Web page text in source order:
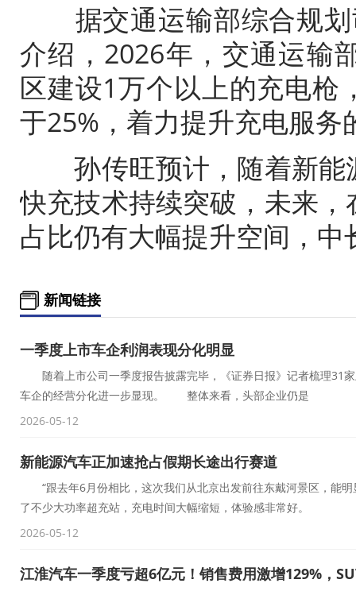
据交通运输部综合规
介绍，2026年， 交通运输
区建设1万个以上的充电枪
于25%，着力提升充电服务
孙传旺预计，随着新能
快充技术持续突破，未来
占比仍有大幅提升空间，
新闻链接
一季度上市车企利润表现分化明显
随着上市公司一季度报告披露完毕，《证券日报》记者梳理31
车企的经营分化进一步显现。 整体来看，头部企业仍是
2026-05-12
新能源汽车正加速抢占假期长途出行赛道
“跟去年6月份相比，这次我们从北京出发前往东戴河景区，能
了不少大功率超充站，充电时间大幅缩短，体验感非常好。
2026-05-12
江淮汽车一季度亏超6亿元！销售费用激增129%，